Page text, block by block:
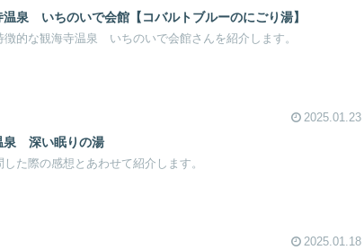
泉 いちのいで会館【コバルトブルーのにごり湯】
徴的な観海寺温泉 いちのいで会館さんを紹介します。
2025.01.23
泉 深い眠りの湯
た際の感想とあわせて紹介します。
2025.01.18